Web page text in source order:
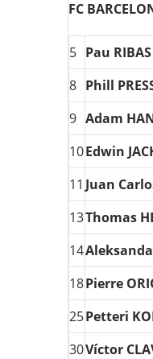
FC
5 Pau RIBAS
8 Phill
9 Adam
10Edwin
11 Juan
13Thomas
14
18Pierre
25Petteri
30Víctor